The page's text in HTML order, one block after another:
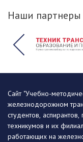
Наши партнеры
Сайт "Учебно-
железнодорожном
студентов,
техникумов и их
работающих на